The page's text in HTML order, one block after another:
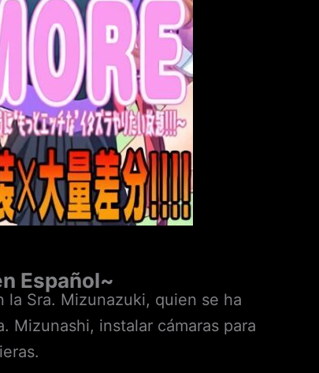
Español~
la Sra. Mizunazuki, quien se ha
Mizunashi, instalar cámaras para